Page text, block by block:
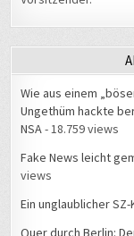
Wie aus einem
Ungethüm hackte
NSA- 18.759 views
Fake News leicht
views
Ein unglaublicher